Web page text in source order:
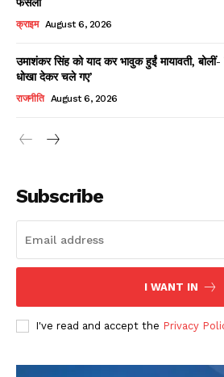
Read Latest
क्राइम August 6, 2026
उमाशंकर सिंह को याद कर भावुक हुईं मायावती,
धोखा देकर चले गए’
राजनीति August 6, 2026
Subscribe
I WANT IN
I've read and accept the Privacy